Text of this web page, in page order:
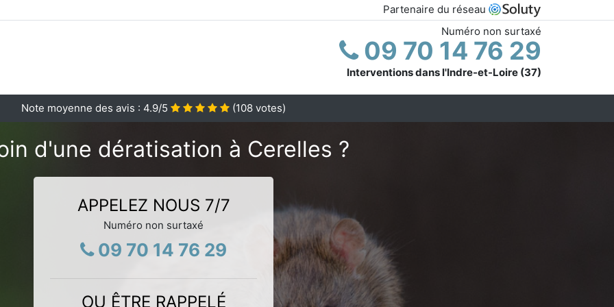
Partenaire du réseau
Numéro non surtaxé
09 70 14 76 29
Interventions dans l'Indre-et-Loire (37)
Note moyenne des avis : 4.9/5 (108 votes)
d'une dératisation à Cerelles ?
APPELEZ NOUS 7/7
Numéro non surtaxé
09 70 14 76 29
OU ÊTRE RAPPELÉ